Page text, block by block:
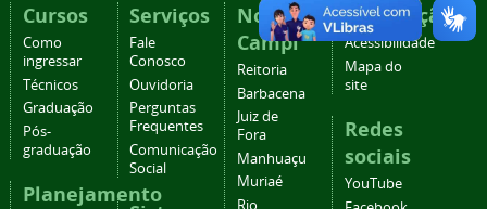
Cursos
Como
ingressar
Técnicos
Graduação
Pós-
graduação
Planejamento
Serviços
Fale
Conosco
Ouvidoria
Perguntas
Frequentes
Comunicação
Social
Nossos
Campi
Reitoria
Barbacena
Juiz de
Fora
Manhuaçu
Muriaé
Rio
Navegação
Acessibilidade
Mapa do
site
Redes
sociais
YouTube